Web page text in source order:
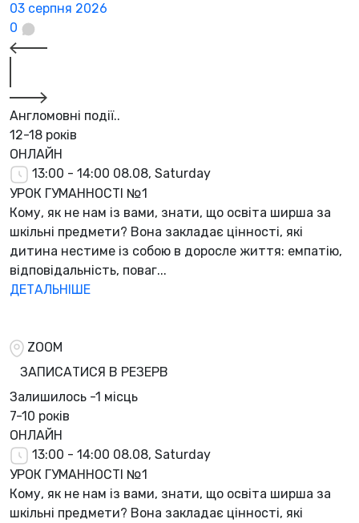
03 серпня 2026
0
Англомовні події..
12-18 років
ОНЛАЙН
13:00 - 14:00 08.08, Saturday
УРОК ГУМАННОСТІ №1
Кому, як не нам із вами, знати, що освіта ширша за
шкільні предмети? Вона закладає цінності, які
дитина нестиме із собою в доросле життя: емпатію,
відповідальність, поваг...
ДЕТАЛЬНІШЕ
ZOOM
ЗАПИСАТИСЯ В РЕЗЕРВ
Залишилось -1 місць
7-10 років
ОНЛАЙН
13:00 - 14:00 08.08, Saturday
УРОК ГУМАННОСТІ №1
Кому, як не нам із вами, знати, що освіта ширша за
шкільні предмети? Вона закладає цінності, які